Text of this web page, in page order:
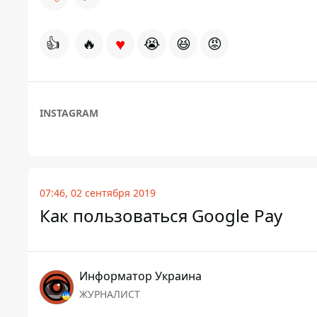
👍 🔥 ♥ 😭 😆 😡
INSTAGRAM
07:46, 02 сентября 2019
Как пользоваться Google Pay
Информатор Украина
ЖУРНАЛИСТ